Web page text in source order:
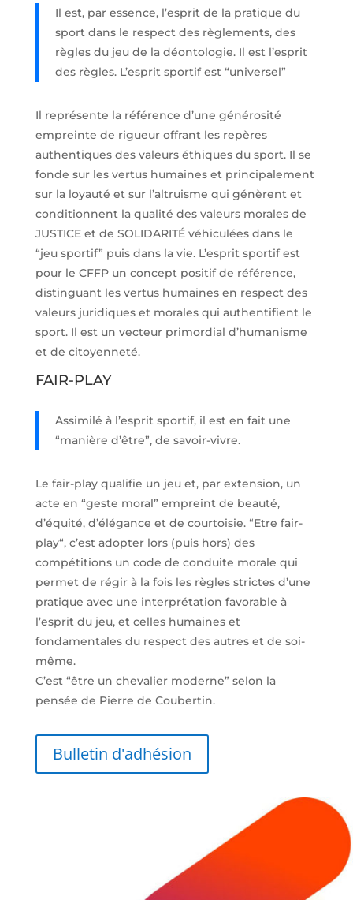
Il est, par essence, l’esprit de la pratique du
sport dans le respect des règlements, des
règles du jeu de la déontologie. Il est l’esprit
des règles. L’esprit sportif est “universel”
Il représente la référence d’une générosité
empreinte de rigueur offrant les repères
authentiques des valeurs éthiques du sport. Il se
fonde sur les vertus humaines et principalement
sur la loyauté et sur l’altruisme qui génèrent et
conditionnent la qualité des valeurs morales de
JUSTICE et de SOLIDARITÉ véhiculées dans le
“jeu sportif” puis dans la vie. L’esprit sportif est
pour le CFFP un concept positif de référence,
distinguant les vertus humaines en respect des
valeurs juridiques et morales qui authentifient le
sport. Il est un vecteur primordial d’humanisme
et de citoyenneté.
FAIR-PLAY
Assimilé à l’esprit sportif, il est en fait une
“manière d’être”, de savoir-vivre.
Le fair-play qualifie un jeu et, par extension, un
acte en “geste moral” empreint de beauté,
d’équité, d’élégance et de courtoisie. “Etre fair-
play“, c’est adopter lors (puis hors) des
compétitions un code de conduite morale qui
permet de régir à la fois les règles strictes d’une
pratique avec une interprétation favorable à
l’esprit du jeu, et celles humaines et
fondamentales du respect des autres et de soi-
même.
C’est “être un chevalier moderne” selon la
pensée de Pierre de Coubertin.
Bulletin d'adhésion